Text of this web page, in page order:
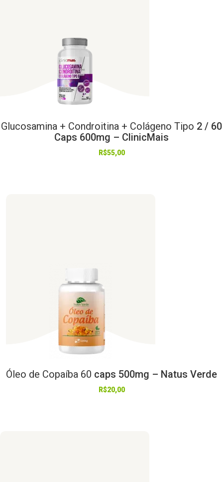
Glucosamina + Condroitina + Colágeno Tipo 2 / 60
Caps 600mg – ClinicMais
R$55,00
Óleo de Copaíba 60 caps 500mg – Natus Verde
R$20,00